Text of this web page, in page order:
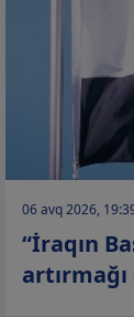
06 avq 2026,
“İraqın